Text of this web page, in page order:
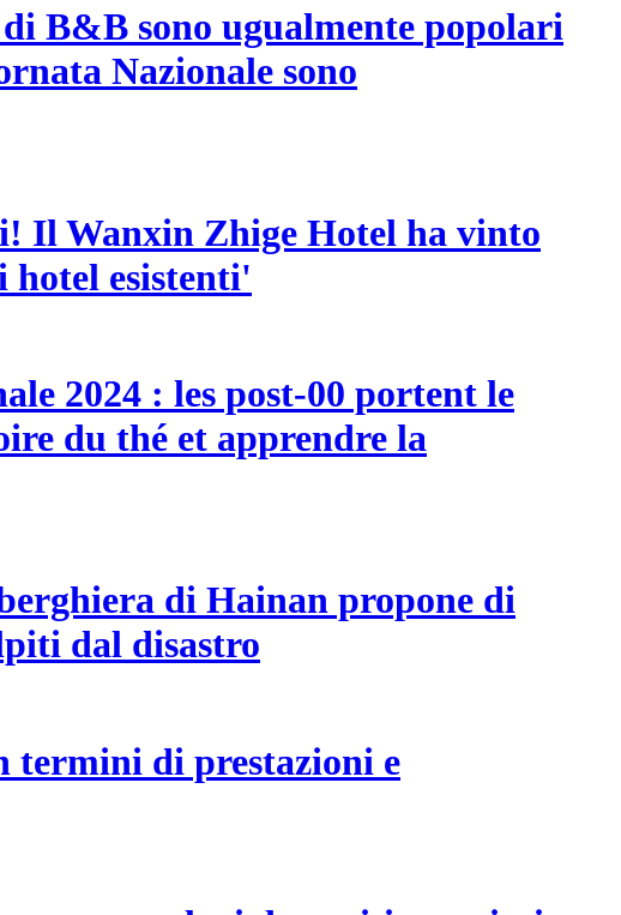
B&B sono ugualmente popolari
Nazionale sono
Il Wanxin Zhige Hotel ha vinto
hotel esistenti'
2024 : les post-00 portent le
du thé et apprendre la
di Hainan propone di
dal disastro
di prestazioni e